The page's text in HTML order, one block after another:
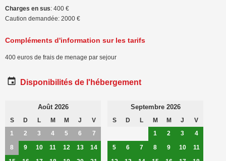
Charges en sus: 400 €
Caution demandée: 2000 €
Compléments d'information sur les tarifs
400 euros de frais de menage par sejour
Disponibilités de l'hébergement
Août 2026
S D L M M J
V
1
2 3 4 5 6
7
8
9 10 11 12 13
14
Septembre 2026
S D L M M J
V
1
2 3
4
5
6 7 8 9 10
11